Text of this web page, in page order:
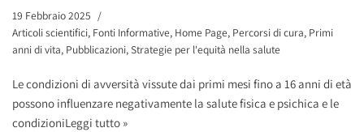
19 Febbraio 2025
Articoli scientifici, Fonti Informative, Home Page, Percorsi di cura, Primi
anni di vita, Pubblicazioni,Strategie per l'equità nella salute
Le condizioni di avversità vissute dai primi mesi fino a 16 anni di età
possono influenzare negativamente la salute fisica e psichica e le
condizioniLeggi tutto »